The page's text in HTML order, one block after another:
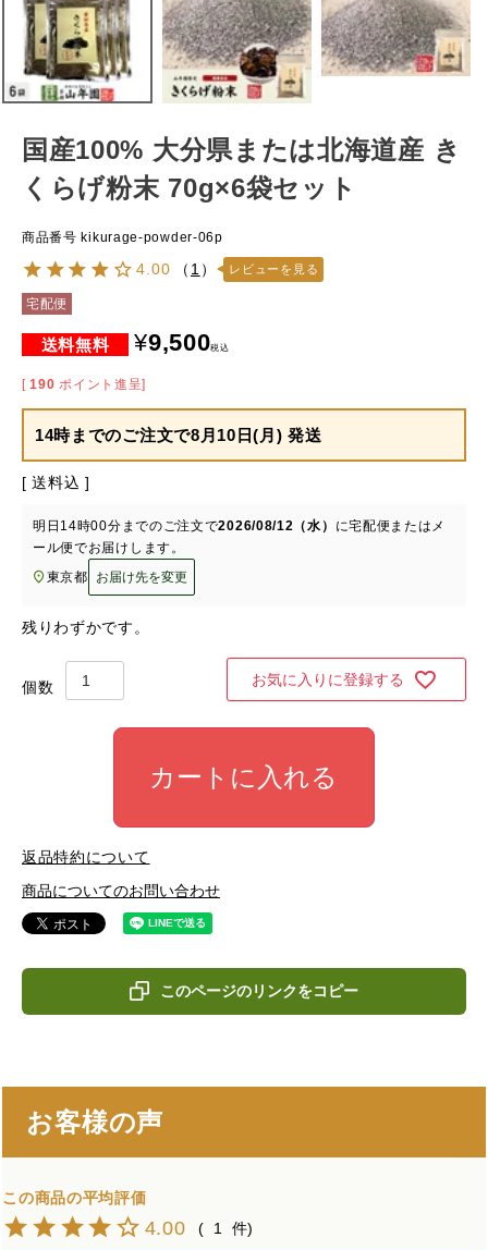
国産100% 大分県または北海道産 き
くらげ粉末 70g×6袋セット
商品番号 kikurage-powder-06p
4.00 （ 1 ） レビューを見る
宅配便
¥9,500税込
[ 190 ポイント進呈]
14時までのご注文で8月10日(月) 発送
送料込
明日 14時00分 までのご注文で2026/08/12（水） に宅配便またはメ
ール便でお届けします。
東京都
お届け先を変更
残りわずかです。
お気に入りに登録する
カートに入れる
返品特約について
商品についてのお問い合わせ
このページのリンクをコピー
お客様の声
4.00 1